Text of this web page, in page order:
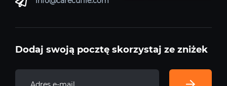
Dodaj swoją pocztę skorzystaj ze zniżek